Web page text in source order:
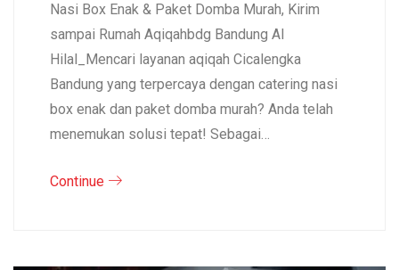
Nasi Box Enak & Paket Domba Murah, Kirim
sampai Rumah Aqiqahbdg Bandung Al
Hilal_Mencari layanan aqiqah Cicalengka
Bandung yang terpercaya dengan catering nasi
box enak dan paket domba murah? Anda telah
menemukan solusi tepat! Sebagai…
Continue